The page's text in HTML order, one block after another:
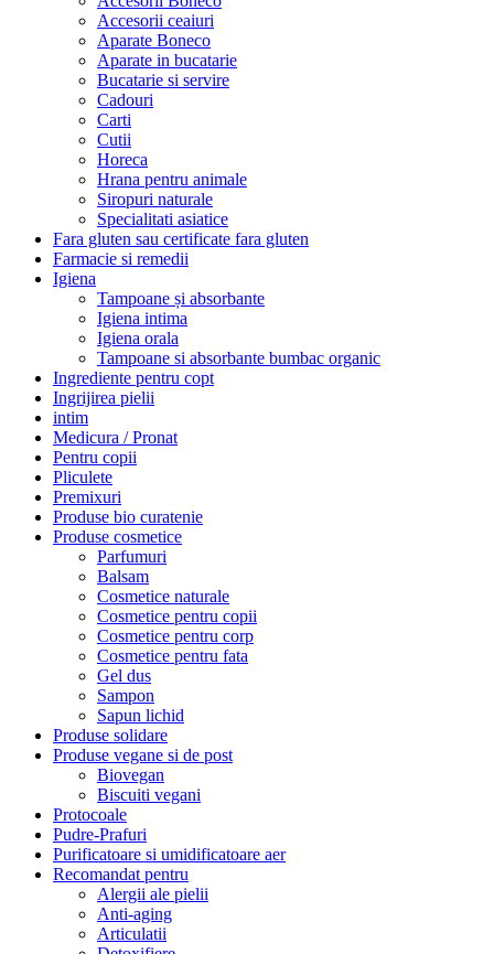
Accesorii ceaiuri
Aparate Boneco
Aparate in bucatarie
Bucatarie si servire
Cadouri
Carti
Cutii
Horeca
Hrana pentru animale
Siropuri naturale
Specialitati asiatice
Fara gluten sau certificate fara gluten
Farmacie si remedii
Igiena
Tampoane și absorbante
Igiena intima
Igiena orala
Tampoane si absorbante bumbac organic
Ingrediente pentru copt
Ingrijirea pielii
intim
Medicura / Pronat
Pentru copii
Pliculete
Premixuri
Produse bio curatenie
Produse cosmetice
Parfumuri
Balsam
Cosmetice naturale
Cosmetice pentru copii
Cosmetice pentru corp
Cosmetice pentru fata
Gel dus
Sampon
Sapun lichid
Produse solidare
Produse vegane si de post
Biovegan
Biscuiti vegani
Protocoale
Pudre-Prafuri
Purificatoare si umidificatoare aer
Recomandat pentru
Alergii ale pielii
Anti-aging
Articulatii